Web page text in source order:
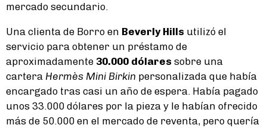
mercado secundario.
Una clienta de Borro en Beverly Hills utilizó el
servicio para obtener un préstamo de
aproximadamente 30.000 dólares sobre una
cartera Hermès Mini Birkin personalizada que había
encargado tras casi un año de espera. Había pagado
unos 33.000 dólares por la pieza y le habían ofrecido
más de 50.000 en el mercado de reventa, pero quería